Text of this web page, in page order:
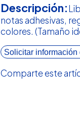
Descripción:
notas adhesivas,
colores. (Tamaño
Solicitar información
Comparte este